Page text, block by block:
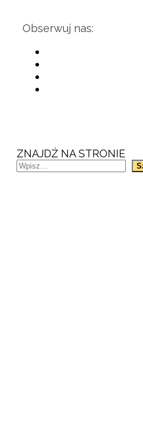
Obserwuj nas:
ZNAJDŹ NA STRONIE